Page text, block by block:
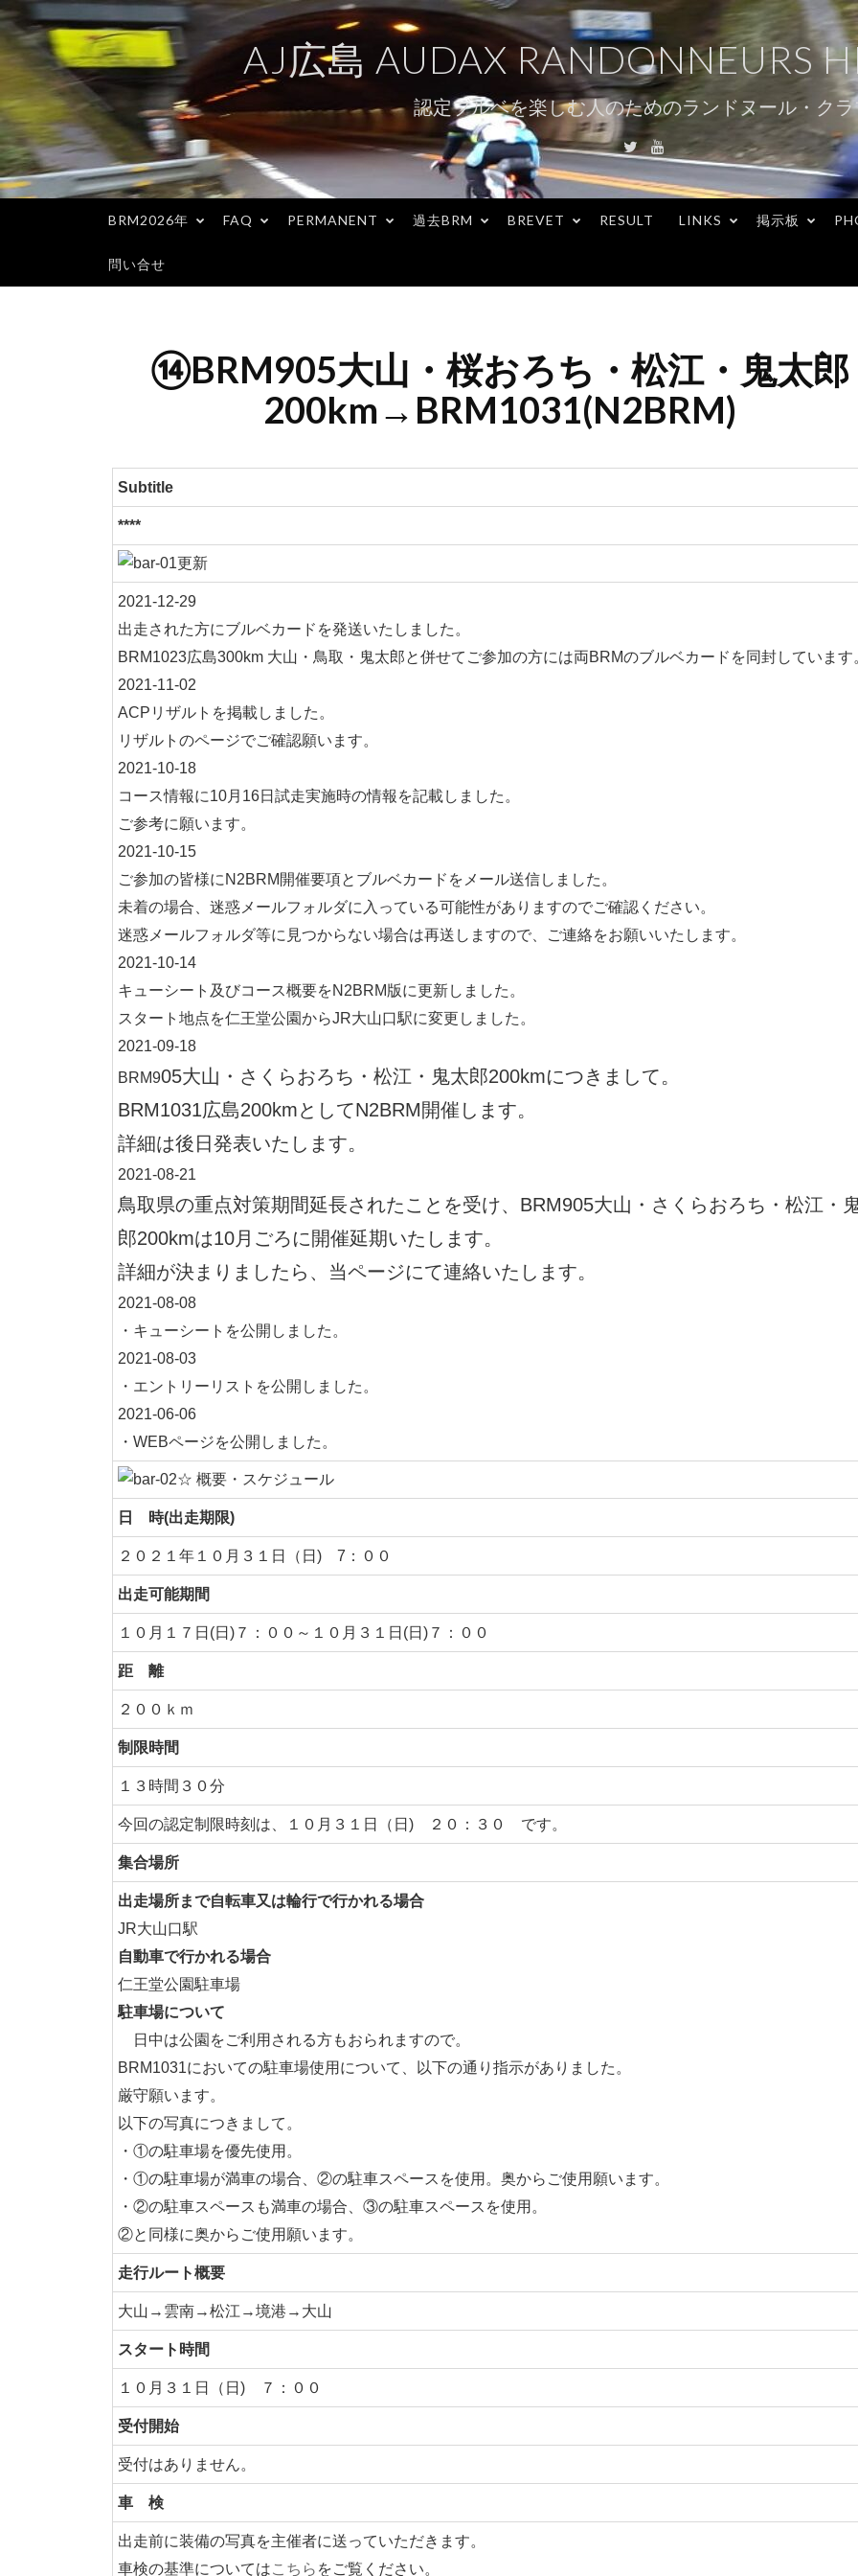
コ
ン
テ
ツ
へ
ス
キ
AJ広島 AUDAX RANDONNEURS
認定ブルベを楽しむ人のためのランドヌール・ク
TwitterYoutube
BRM2026年 FAQ PERMANENT 過去BRM BREVET RESULT LINKS 掲示板
問い合せ
⑭BRM905大山・桜おろち・松江・鬼太郎
200km→BRM1031(N2BRM)
Subtitle
****
2021-12-29
出走された方にブルベカードを発送いたしました。
BRM1023広島300km 大山・鳥取・鬼太郎と併せてご参加の方には両BRMのブルベカードを同封しています
2021-11-02
ACPリザルトを掲載しました。
リザルトのページでご確認願います。
2021-10-18
コース情報に10月16日試走実施時の情報を記載しました。
ご参考に願います。
2021-10-15
ご参加の皆様にN2BRM開催要項とブルベカードをメール送信しました。
未着の場合、迷惑メールフォルダに入っている可能性がありますのでご確認ください。
迷惑メールフォルダ等に見つからない場合は再送しますので、ご連絡をお願いいたします。
2021-10-14
キューシート及びコース概要をN2BRM版に更新しました。
スタート地点を仁王堂公園からJR大山口駅に変更しました。
2021-09-18
BRM905大山・さくらおろち・松江・鬼太郎200kmにつきまして。
BRM1031広島200kmとしてN2BRM開催します。
詳細は後日発表いたします。
2021-08-21
鳥取県の重点対策期間延長されたことを受け、BRM905大山・さくらおろち・松江・
郎200kmは10月ごろに開催延期いたします。
詳細が決まりましたら、当ページにて連絡いたします。
2021-08-08
・キューシートを公開しました。
2021-08-03
・エントリーリストを公開しました。
2021-06-06
・WEBページを公開しました。
日 時(出走期限)
２０２１年１０月３１日（日) 7：００
出走可能期間
１０月１７日(日)７：００～１０月３１日(日)７：００
距 離
２００ｋｍ
制限時間
１３時間３０分
今回の認定制限時刻は、１０月３１日（日) ２０：３０ です。
集合場所
出走場所まで自転車又は輪行で行かれる場合
JR大山口駅
自動車で行かれる場合
仁王堂公園駐車場
駐車場について
日中は公園をご利用される方もおられますので。
BRM1031においての駐車場使用について、以下の通り指示がありました。
厳守願います。
以下の写真につきまして。
・①の駐車場を優先使用。
・①の駐車場が満車の場合、②の駐車スペースを使用。奥からご使用願います。
・②の駐車スペースも満車の場合、③の駐車スペースを使用。
②と同様に奥からご使用願います。
走行ルート概要
大山→雲南→松江→境港→大山
スタート時間
１０月３１日（日) ７：００
受付開始
受付はありません。
車 検
出走前に装備の写真を主催者に送っていただきます。
車検の基準についてはこちら をご覧ください。